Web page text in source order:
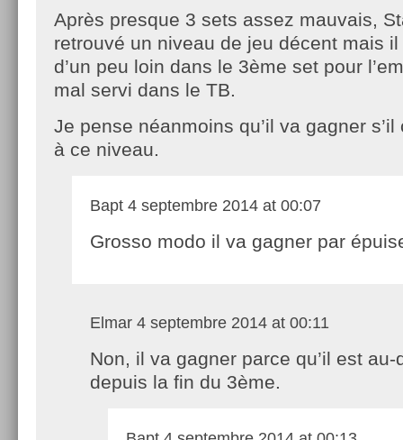
Après presque 3 sets assez mauvais,
retrouvé un niveau de jeu décent mais
d’un peu loin dans le 3ème set pour
mal servi dans le TB.
Je pense néanmoins qu’il va gagner
à ce niveau.
Bapt 4 septembre 2014 at 00:07
Grosso modo il va gagner par
Elmar 4 septembre 2014 at 00:11
Non, il va gagner parce qu’il est au-
depuis la fin du 3ème.